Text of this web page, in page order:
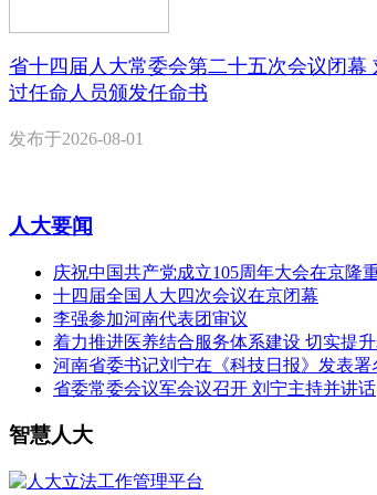
省十四届人大常委会第二十五次会议闭幕
过任命人员颁发任命书
发布于2026-08-01
人大要闻
庆祝中国共产党成立105周年大会在京隆
十四届全国人大四次会议在京闭幕
李强参加河南代表团审议
着力推进医养结合服务体系建设 切实提
河南省委书记刘宁在《科技日报》发表
省委常委会议军会议召开 刘宁主持并讲话
智慧人大